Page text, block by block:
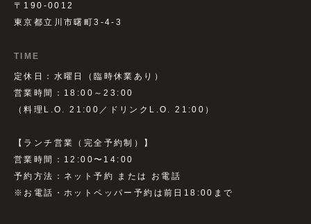
〒190-0012
東京都立川市曙町3-4-3
TIME
定休日：水曜日（臨時休業あり）
営業時間：18:00～23:00
（料理L.O. 21:00／ドリンクL.O. 21:00）
【ランチ営業（完全予約制）】
営業時間：12:00〜14:00
予約方法：ネット予約 または お電話
※お電話・ホットペッパー予約は前日18:00まで